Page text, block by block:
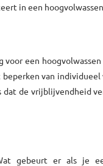
in een
een
van
de vrijblijvendheid
gebeurt er als je